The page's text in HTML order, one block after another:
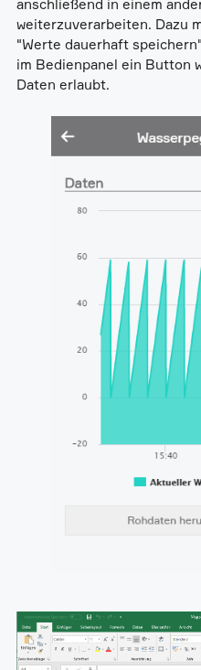
anschließend in einem
weiterzuverarbeiten. Dazu
"Werte dauerhaft
im Bedienpanel ein Button
Daten erlaubt.